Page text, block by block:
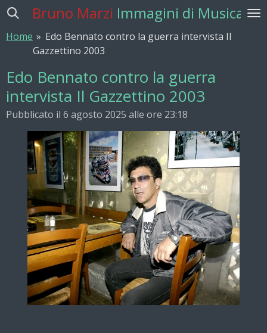
Vai
contenuto
principale
Bruno Marzi Immagini di Musica
Home » Edo Bennato contro la guerra intervista Il
Gazzettino 2003
Edo Bennato contro la guerra
intervista Il Gazzettino 2003
Pubblicato il 6 agosto 2025 alle ore 23:18